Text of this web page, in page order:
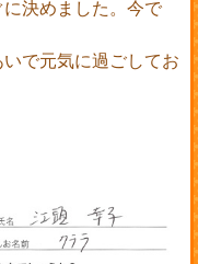
決めました。今で
で元気に過ごしてお